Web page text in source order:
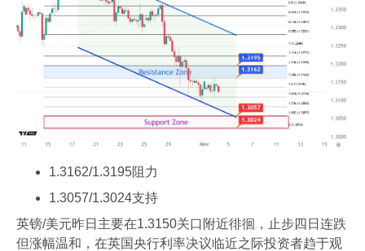
1.3162/1.3195阻力
1.3057/1.3024支持
英镑/美元昨日主要在1.3150关口附近徘徊，止步四日连跌
但涨幅温和，在英国央行利率决议临近之际投资者趋于观